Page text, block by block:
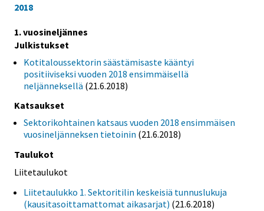
2018
1. vuosineljännes
Julkistukset
Kotitaloussektorin säästämisaste kääntyi
positiiviseksi vuoden 2018 ensimmäisellä
neljänneksellä (21.6.2018)
Katsaukset
Sektorikohtainen katsaus vuoden 2018 ensimmäisen
vuosineljänneksen tietoinin (21.6.2018)
Taulukot
Liitetaulukot
Liitetaulukko 1. Sektoritilin keskeisiä tunnuslukuja
(kausitasoittamattomat aikasarjat) (21.6.2018)